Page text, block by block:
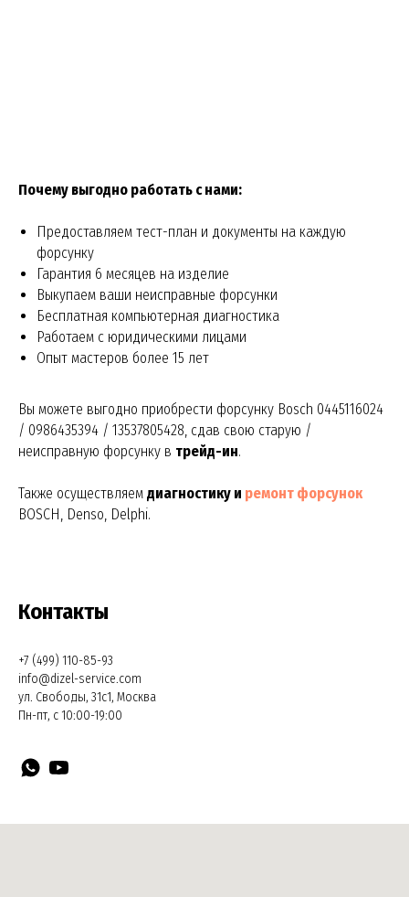
Почему выгодно работать с нами:
Предоставляем тест-план и документы на каждую
форсунку
Гарантия 6 месяцев на изделие
Выкупаем ваши неисправные форсунки
Бесплатная компьютерная диагностика
Работаем с юридическими лицами
Опыт мастеров более 15 лет
Вы можете выгодно приобрести форсунку Bosch 0445116024
/ 0986435394 / 13537805428, сдав свою старую /
неисправную форсунку в трейд-ин.
Также осуществляем диагностику и ремонт форсунок
BOSCH, Denso, Delphi.
Контакты
+7 (499) 110-85-93
info@dizel-service.com
ул. Свободы, 31с1, Москва
Пн-пт, с 10:00-19:00